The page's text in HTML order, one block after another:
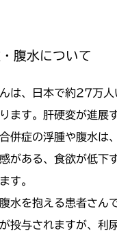
腹水について
は、日本で約27万
ます。肝硬変が進展
併症の浮腫や腹水は
がある、食欲が低下
す。
水を抱える患者さん
投与されますが、利